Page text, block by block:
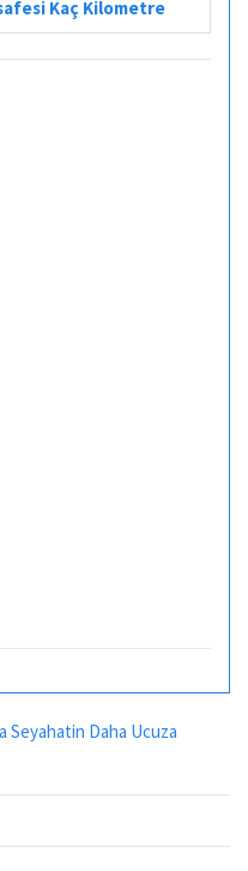
Kaç Kilometre
Seyahatin Daha Ucuza